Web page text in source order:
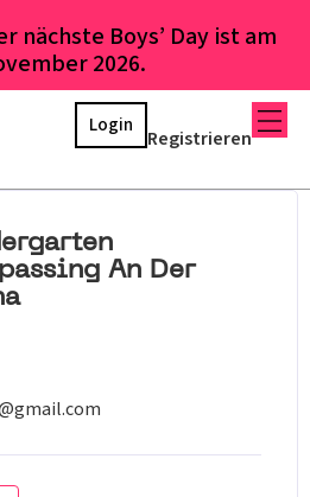
nächste Boys’ Day ist am
2026.
Registrieren
Login
An Der